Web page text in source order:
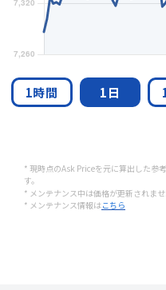
1時間 1日
* 現時点のAsk Priceを元に算出した参
す。
* メンテナンス中は価格が更新されま
* メンテナンス情報はこちら